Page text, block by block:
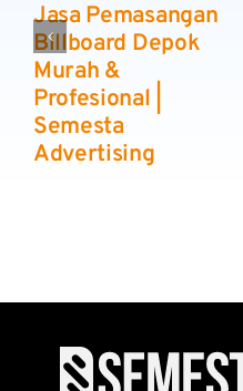
Jasa Pemasangan
Billboard Depok
Murah &
Profesional |
Semesta
Advertising